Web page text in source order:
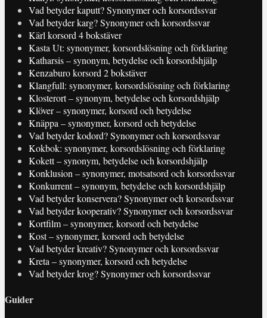
Vad betyder kaputt? Synonymer och korsordssvar
Vad betyder karg? Synonymer och korsordssvar
Kärl korsord 4 bokstäver
Kasta Ut: synonymer, korsordslösning och förklaring
Katharsis – synonym, betydelse och korsordshjälp
Kenzaburo korsord 2 bokstäver
Klangfull: synonymer, korsordslösning och förklaring
Klosterort – synonym, betydelse och korsordshjälp
Klöver – synonymer, korsord och betydelse
Knäppa – synonymer, korsord och betydelse
Vad betyder kodord? Synonymer och korsordssvar
Kokbok: synonymer, korsordslösning och förklaring
Kokett – synonym, betydelse och korsordshjälp
Konklusion – synonymer, motsatsord och korsordssvar
Konkurrent – synonym, betydelse och korsordshjälp
Vad betyder konservera? Synonymer och korsordssvar
Vad betyder kooperativ? Synonymer och korsordssvar
Kortfilm – synonymer, korsord och betydelse
Kost – synonymer, korsord och betydelse
Vad betyder kreativ? Synonymer och korsordssvar
Kreta – synonymer, korsord och betydelse
Vad betyder krog? Synonymer och korsordssvar
Guider